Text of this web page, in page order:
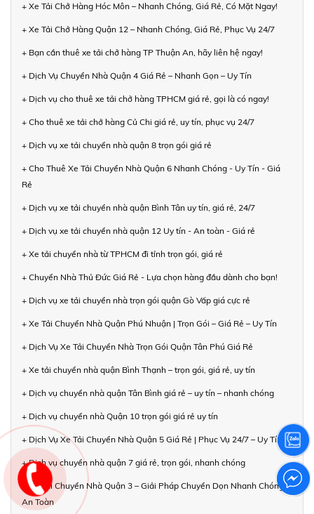
+ Xe Tải Chở Hàng Hóc Môn – Nhanh Chóng, Giá Rẻ, Có Mặt Ngay!
+ Xe Tải Chở Hàng Quận 12 – Nhanh Chóng, Giá Rẻ, Phục Vụ 24/7
+ Bạn cần thuê xe tải chở hàng TP Thuận An, hãy liên hệ ngay!
+ Dịch Vụ Chuyển Nhà Quận 4 Giá Rẻ – Nhanh Gọn – Uy Tín
+ Dịch vụ cho thuê xe tải chở hàng TPHCM giá rẻ, gọi là có ngay!
+ Cho thuê xe tải chở hàng Củ Chi giá rẻ, uy tín, phục vụ 24/7
+ Dịch vụ xe tải chuyển nhà quận 8 trọn gói giá rẻ
+ Cho Thuê Xe Tải Chuyển Nhà Quận 6 Nhanh Chóng - Uy Tín - Giá
Rẻ
+ Dịch vụ xe tải chuyển nhà quận Bình Tân uy tín, giá rẻ, 24/7
+ Dịch vụ xe tải chuyển nhà quận 12 Uy tín - An toàn - Giá rẻ
+ Xe tải chuyển nhà từ TPHCM đi tỉnh trọn gói, giá rẻ
+ Chuyển Nhà Thủ Đức Giá Rẻ - Lựa chọn hàng đầu dành cho bạn!
+ Dịch vụ xe tải chuyển nhà trọn gói quận Gò Vấp giá cực rẻ
+ Xe Tải Chuyển Nhà Quận Phú Nhuận | Trọn Gói – Giá Rẻ – Uy Tín
+ Dịch Vụ Xe Tải Chuyển Nhà Trọn Gói Quận Tân Phú Giá Rẻ
+ Xe tải chuyển nhà quận Bình Thạnh – trọn gói, giá rẻ, uy tín
+ Dịch vụ chuyển nhà quận Tân Bình giá rẻ – uy tín – nhanh chóng
+ Dịch vụ chuyển nhà Quận 10 trọn gói giá rẻ uy tín
+ Dịch Vụ Xe Tải Chuyển Nhà Quận 5 Giá Rẻ | Phục Vụ 24/7 – Uy Tín
+ Dịch vụ chuyển nhà quận 7 giá rẻ, trọn gói, nhanh chóng
+ Xe Tải Chuyển Nhà Quận 3 – Giải Pháp Chuyển Dọn Nhanh Chóng,
An Toàn